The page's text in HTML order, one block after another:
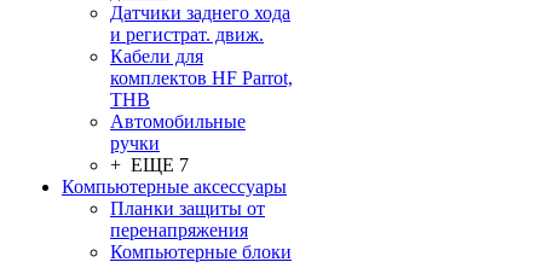
Датчики заднего хода
и регистрат. движ.
Кабели для
комплектов HF Parrot,
THB
Автомобильные
ручки
+ ЕЩЕ 7
Компьютерные аксессуары
Планки защиты от
перенапряжения
Компьютерные блоки